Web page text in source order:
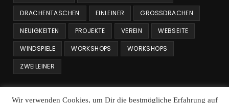
DRACHENTASCHEN EINLEINER GROSSDRACHEN
NEUIGKEITEN PROJEKTE VEREIN WEBSEITE
WINDSPIELE WORKSHOPS WORKSHOPS
ZWEILEINER
Beitrags Archiv
Wir verwenden Cookies, um Dir die bestmögliche Erfahrung auf